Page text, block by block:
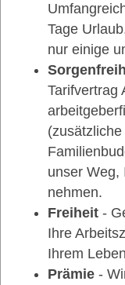
Tage
nur einige
Tarifvertrag
unser Weg,
nehmen.
Freiheit -
Ihre
Ihrem
Prämie -